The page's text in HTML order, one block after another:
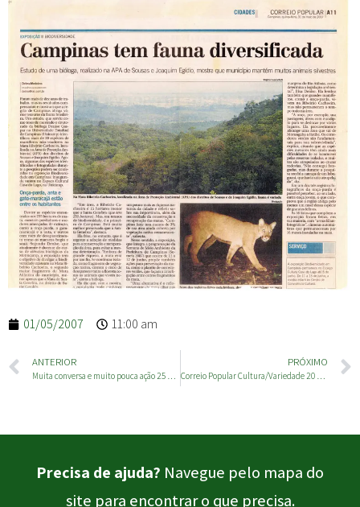
01/05/2007 11:00 am
ANTERIOR
Muita conversa e muito pouca ação 25 de novembro de 2006
PRÓXIMO
Correio Popular Cultura/Variedade 20 de maio de 2008
Precisa de ajuda? Navegue pelo mapa do
site para encontrar o que precisa.